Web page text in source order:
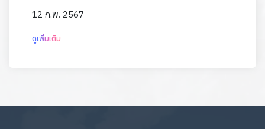
12 ก.พ. 2567
ดูเพิ่มเติม